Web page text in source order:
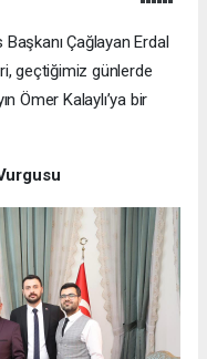
Çağlayan Erdal
geçtiğimiz günlerde
Ömer Kalaylı’ya bir